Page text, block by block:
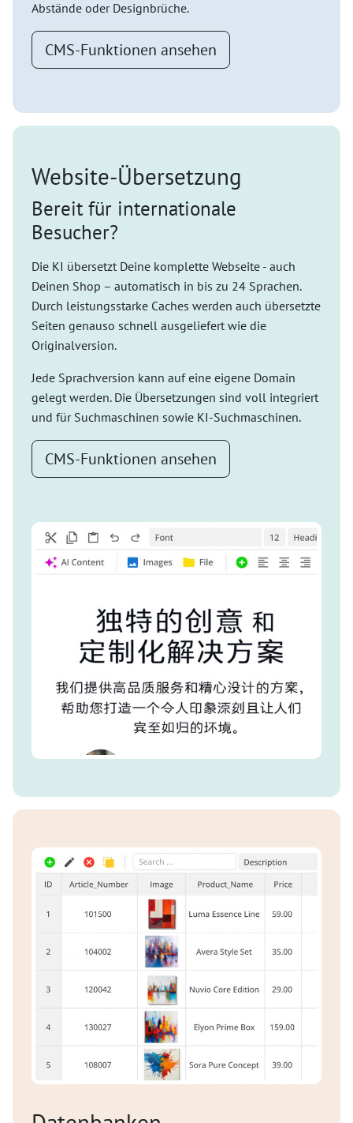
Abstände oder Designbrüche.
CMS-Funktionen ansehen
Website-Übersetzung
Bereit für internationale
Besucher?
Die KI übersetzt Deine komplette Webseite - auch
Deinen Shop – automatisch in bis zu 24 Sprachen.
Durch leistungsstarke Caches werden auch übersetzte
Seiten genauso schnell ausgeliefert wie die
Originalversion.
Jede Sprachversion kann auf eine eigene Domain
gelegt werden. Die Übersetzungen sind voll integriert
und für Suchmaschinen sowie KI-Suchmaschinen.
CMS-Funktionen ansehen